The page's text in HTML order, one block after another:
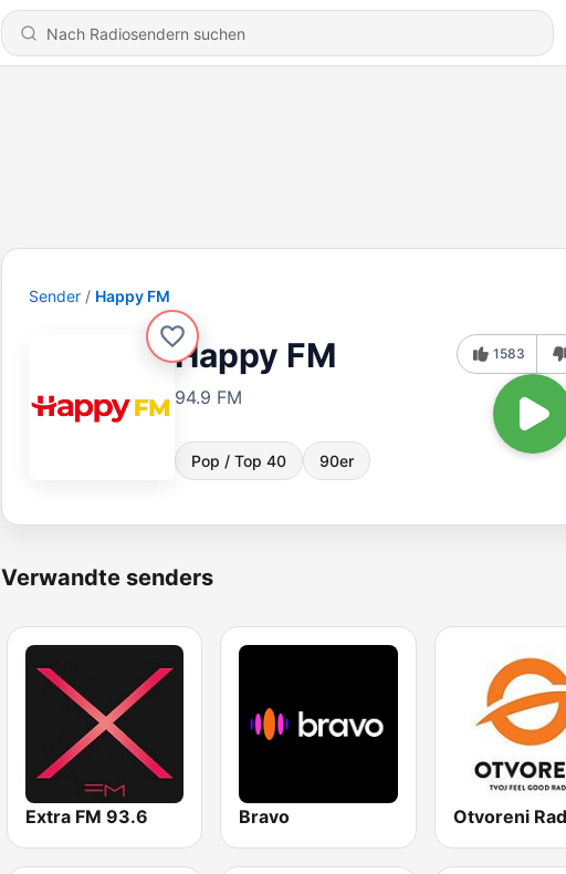
Sender Happy FM
Happy FM
94.9 FM
Pop / Top 40 90er
1583
Verwandte senders
Extra FM 93.6 Bravo Otvoreni